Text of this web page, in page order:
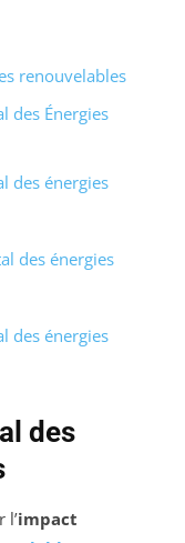
renouvelables
des Énergies
des énergies
des énergies
des énergies
des
l’impact